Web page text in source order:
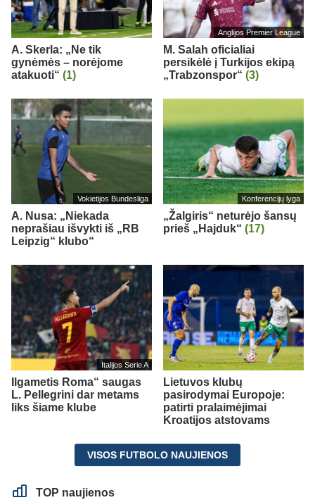
A. Skerla: „Ne tik
gynėmės – norėjome
atakuoti“ (1)
Anglijos Premier League
M. Salah oficialiai
persikėlė į Turkijos ekipą
„Trabzonspor“ (3)
Vokietijos Bundesliga
A. Nusa: „Niekada
neprašiau išvykti iš „RB
Leipzig“ klubo“
Konferencijų lyga
„Žalgiris“ neturėjo šansų
prieš „Hajduk“ (17)
Italijos Serie A
Ilgametis Roma“ saugas
L. Pellegrini dar metams
liks šiame klube
Lietuvos klubų
pasirodymai Europoje:
patirti pralaimėjimai
Kroatijos atstovams
VISOS FUTBOLO NAUJIENOS
TOP naujienos